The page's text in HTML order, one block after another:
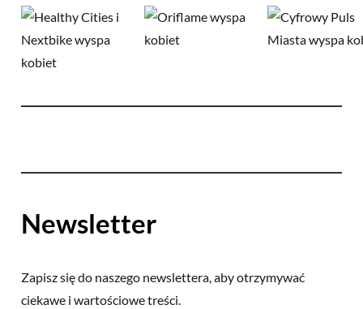
Newsletter
Zapisz się do naszego newslettera, aby otrzymywać
ciekawe i wartościowe treści.